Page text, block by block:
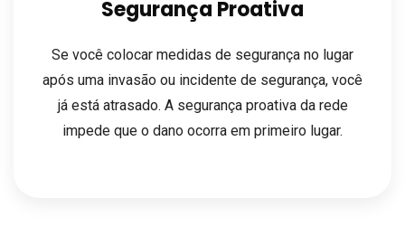
Segurança Proativa
Se você colocar medidas de segurança no lugar
após uma invasão ou incidente de segurança, você
já está atrasado. A segurança proativa da rede
impede que o dano ocorra em primeiro lugar.